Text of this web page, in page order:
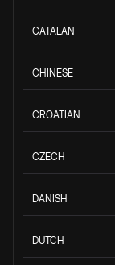
CATALAN
CHINESE
CROATIAN
CZECH
DANISH
DUTCH